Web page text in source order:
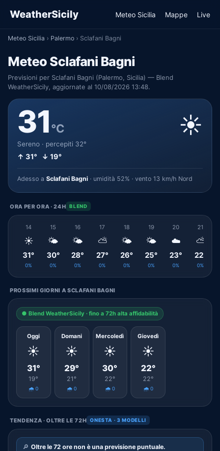
WeatherSicily Meteo Sicilia Mappe Live
Meteo Sicilia › Palermo › Sclafani Bagni
Meteo Sclafani Bagni
Previsioni per Sclafani Bagni (Palermo, Sicilia) — Blend
WeatherSicily, aggiornate al 10/08/2026 13:48.
31°C
Sereno · percepiti 32°
↑ 31° ↓ 19°
☀️
Adesso a Sclafani Bagni · umidità 52% · vento 13 km/h Nord
ORA PER ORA · 24H BLEND
14
☀️
31°
0%
15
🌤️
30°
0%
16
🌤️
28°
0%
17
⛅
27°
0%
18
🌤️
26°
0%
19
🌤️
25°
0%
20
☁️
23°
0%
21
⛅
22°
0%
PROSSIMI GIORNI A SCLAFANI BAGNI
● Blend WeatherSicily · fino a 72h alta affidabilità
Oggi
☀️
31°
19°
🌧️ 0
Domani
☀️
29°
21°
🌧️ 0
Mercoledì
☀️
30°
22°
🌧️ 0
Giovedì
☀️
22°
22°
🌧️ 0
TENDENZA · OLTRE LE 72H ONESTA · 3 MODELLI
🔎 Oltre le 72 ore non è una previsione puntuale.